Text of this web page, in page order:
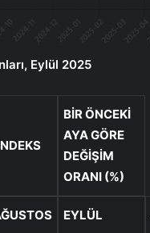
Eylül 2025
BIR ÖNCEKI
AYA GÖRE
DEĞIŞIM
ORANI (%)
EYLÜL